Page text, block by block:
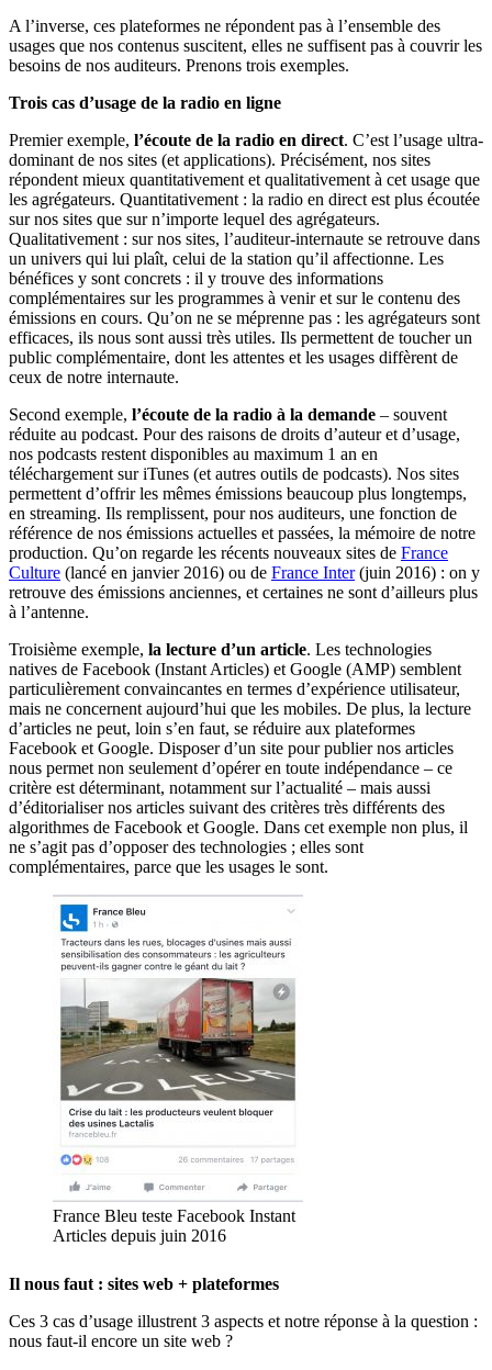
A l’inverse, ces plateformes ne répondent pas à l’ensemble des
usages que nos contenus suscitent, elles ne suffisent pas à couvrir les
besoins de nos auditeurs. Prenons trois exemples.
Trois cas d’usage de la radio en ligne
Premier exemple, l’écoute de la radio en direct. C’est l’usage ultra-
dominant de nos sites (et applications). Précisément, nos sites
répondent mieux quantitativement et qualitativement à cet usage que
les agrégateurs. Quantitativement : la radio en direct est plus écoutée
sur nos sites que sur n’importe lequel des agrégateurs.
Qualitativement : sur nos sites, l’auditeur-internaute se retrouve dans
un univers qui lui plaît, celui de la station qu’il affectionne. Les
bénéfices y sont concrets : il y trouve des informations
complémentaires sur les programmes à venir et sur le contenu des
émissions en cours. Qu’on ne se méprenne pas : les agrégateurs sont
efficaces, ils nous sont aussi très utiles. Ils permettent de toucher un
public complémentaire, dont les attentes et les usages diffèrent de
ceux de notre internaute.
Second exemple, l’écoute de la radio à la demande – souvent
réduite au podcast. Pour des raisons de droits d’auteur et d’usage,
nos podcasts restent disponibles au maximum 1 an en
téléchargement sur iTunes (et autres outils de podcasts). Nos sites
permettent d’offrir les mêmes émissions beaucoup plus longtemps,
en streaming. Ils remplissent, pour nos auditeurs, une fonction de
référence de nos émissions actuelles et passées, la mémoire de notre
production. Qu’on regarde les récents nouveaux sites de France
Culture (lancé en janvier 2016) ou de France Inter(juin 2016) : on y
retrouve des émissions anciennes, et certaines ne sont d’ailleurs plus
à l’antenne.
Troisième exemple, la lecture d’un article. Les technologies
natives de Facebook (Instant Articles) et Google (AMP) semblent
particulièrement convaincantes en termes d’expérience utilisateur,
mais ne concernent aujourd’hui que les mobiles. De plus, la lecture
d’articles ne peut, loin s’en faut, se réduire aux plateformes
Facebook et Google. Disposer d’un site pour publier nos articles
nous permet non seulement d’opérer en toute indépendance – ce
critère est déterminant, notamment sur l’actualité – mais aussi
d’éditorialiser nos articles suivant des critères très différents des
algorithmes de Facebook et Google. Dans cet exemple non plus, il
ne s’agit pas d’opposer des technologies ; elles sont
complémentaires, parce que les usages le sont.
France Bleu teste Facebook Instant
Articles depuis juin 2016
Il nous faut : sites web + plateformes
Ces 3 cas d’usage illustrent 3 aspects et notre réponse à la question :
nous faut-il encore un site web ?